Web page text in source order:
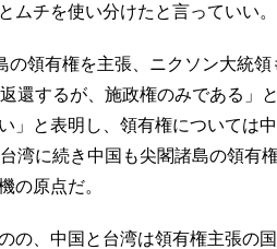
ムチを使い分けたと言っていい。
領有権を主張、ニクソン大統領
還するが、施政権のみである」
」と表明し、領有権については
湾に続き中国も尖閣諸島の領有
の原点だ。
の、中国と台湾は領有権主張の